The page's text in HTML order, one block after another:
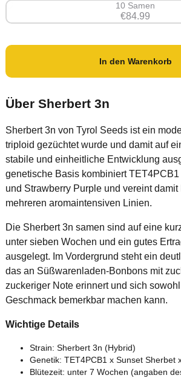
10 Samen
€84.99
In den Warenkorb
Über Sherbert 3n
Sherbert 3n von Tyrol Seeds ist ein
triploid gezüchtet wurde und damit auf
stabile und einheitliche Entwicklung
genetische Basis kombiniert
und Strawberry Purple und vereint
mehreren aromaintensiven Linien.
Die Sherbert 3n samen sind auf eine
unter sieben Wochen und ein gutes
ausgelegt. Im Vordergrund steht ein
das an Süßwarenladen-Bonbons mit
zuckeriger Note erinnert und sich
Geschmack bemerkbar machen kann.
Wichtige Details
Strain: Sherbert 3n (Hybrid)
Genetik: TET4PCB1 x Sunset Sherbet
Blütezeit: unter 7 Wochen (angaben